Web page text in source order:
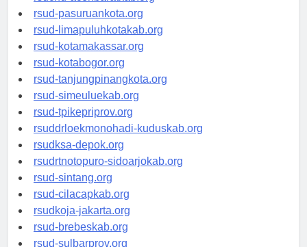
rsucnd-acehbaratkab.org
rsud-pasuruankota.org
rsud-limapuluhkotakab.org
rsud-kotamakassar.org
rsud-kotabogor.org
rsud-tanjungpinangkota.org
rsud-simeuluekab.org
rsud-tpikepriprov.org
rsuddrloekmonohadi-kuduskab.org
rsudksa-depok.org
rsudrtnotopuro-sidoarjokab.org
rsud-sintang.org
rsud-cilacapkab.org
rsudkoja-jakarta.org
rsud-brebeskab.org